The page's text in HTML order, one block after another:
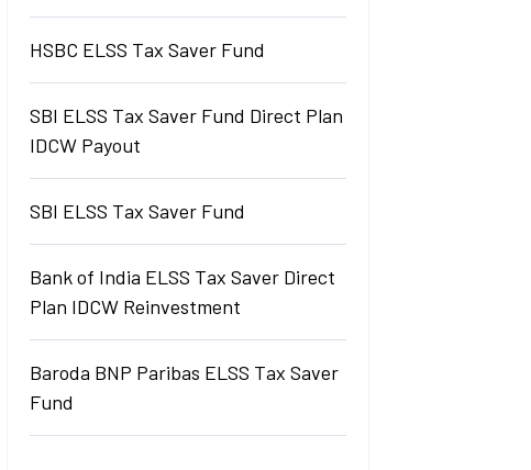
HSBC ELSS Tax Saver Fund
SBI ELSS Tax Saver Fund Direct Plan
IDCW Payout
SBI ELSS Tax Saver Fund
Bank of India ELSS Tax Saver Direct
Plan IDCW Reinvestment
Baroda BNP Paribas ELSS Tax Saver
Fund